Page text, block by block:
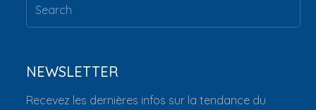
NEWSLETTER
Recevez les dernières infos sur la tendance du